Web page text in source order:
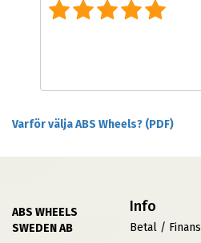
Varför välja ABS Wheels? (PDF)
ABS WHEELS
SWEDEN AB
Info
Betal / Finans